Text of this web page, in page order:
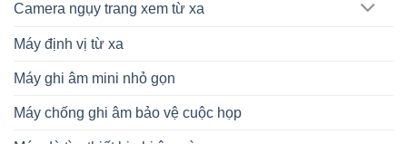
Camera ngụy trang xem từ xa
Máy định vị từ xa
Máy ghi âm mini nhỏ gọn
Máy chống ghi âm bảo vệ cuộc họp